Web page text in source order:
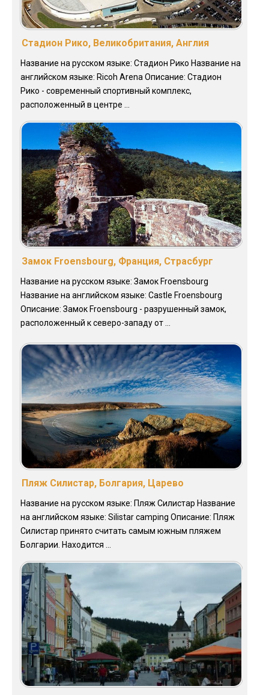
Стадион Рико, Великобритания, Англия
Название на русском языке: Стадион Рико Название на
английском языке: Ricoh Arena Описание: Стадион
Рико - современный спортивный комплекс,
расположенный в центре ...
Замок Froensbourg, Франция, Страсбург
Название на русском языке: Замок Froensbourg
Название на английском языке: Castle Froensbourg
Описание: Замок Froensbourg - разрушенный замок,
расположенный к северо-западу от ...
Пляж Силистар, Болгария, Царево
Название на русском языке: Пляж Силистар Название
на английском языке: Silistar camping Описание: Пляж
Силистар принято считать самым южным пляжем
Болгарии. Находится ...